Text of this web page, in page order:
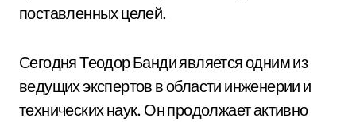
поставленных целей.
Сегодня Теодор Банди является одним из
ведущих экспертов в области инженерии и
технических наук. Он продолжает активно